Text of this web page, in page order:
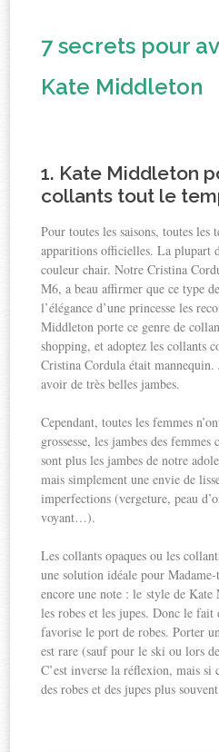
7 secrets pour
Kate Middleton
1. Kate Middleton
collants tout le
Pour toutes les saisons, toutes les
apparitions officielles. La plupart
couleur chair. Notre Cristina
M6, a beau affirmer que ce type
l’élégance d’une princesse les
Middleton porte ce genre de
shopping, et adoptez les collants
Cristina Cordula était mannequin.
avoir de très belles jambes.
Cependant, toutes les femmes
grossesse, les jambes des
sont plus les jambes de notre
mais simplement une envie de
imperfections (vergeture, peau
voyant…).
Les collants opaques ou les
une solution idéale pour
encore une note : le style de Kate
les robes et les jupes. Donc le fait
favorise le port de robes. Porter
est rare (sauf pour le ski ou lors
C’est inverse la réflexion, mais
des robes et des jupes plus